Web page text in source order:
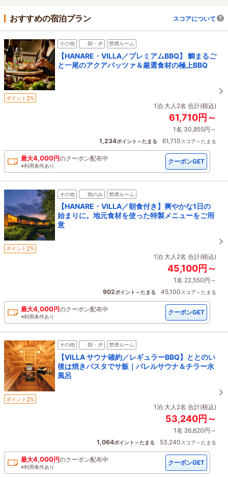
おすすめの宿泊プラン スコアについて
その他 朝・夕 禁煙ルーム
【HANARE・VILLA／プレミアムBBQ】 鯛まるご
と一尾のアクアパッツァ＆厳選食材の極上BBQ
ポイント 2%
1泊 大人2名 合計(税込)
61,710円～
1名 30,855円～
1,234ポイント～たまる 61,710スコア～たまる
最大4,000円のクーポン配布中
※利用条件あり
クーポンGET
その他 朝のみ 禁煙ルーム
【HANARE・VILLA／朝食付き】爽やかな1日の
始まりに。地元食材を使った特製メニューをご用
意
ポイント 2%
1泊 大人2名 合計(税込)
45,100円～
1名 22,550円～
902ポイント～たまる 45,100スコア～たまる
最大4,000円のクーポン配布中
※利用条件あり
クーポンGET
その他 朝・夕 禁煙ルーム
【VILLA サウナ確約／レギュラーBBQ】ととのい
後は焼きパスタでサ飯｜バレルサウナ＆チラー水
風呂
ポイント 2%
1泊 大人2名 合計(税込)
53,240円～
1名 26,620円～
1,064ポイント～たまる 53,240スコア～たまる
最大4,000円のクーポン配布中
※利用条件あり
クーポンGET